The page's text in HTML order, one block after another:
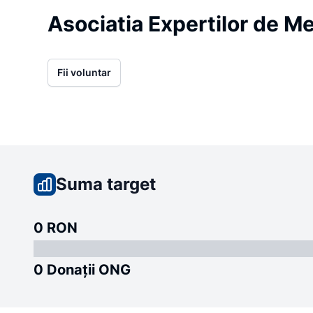
Asociatia Expertilor de
Fii voluntar
Suma target
0 RON
0 Donații ONG